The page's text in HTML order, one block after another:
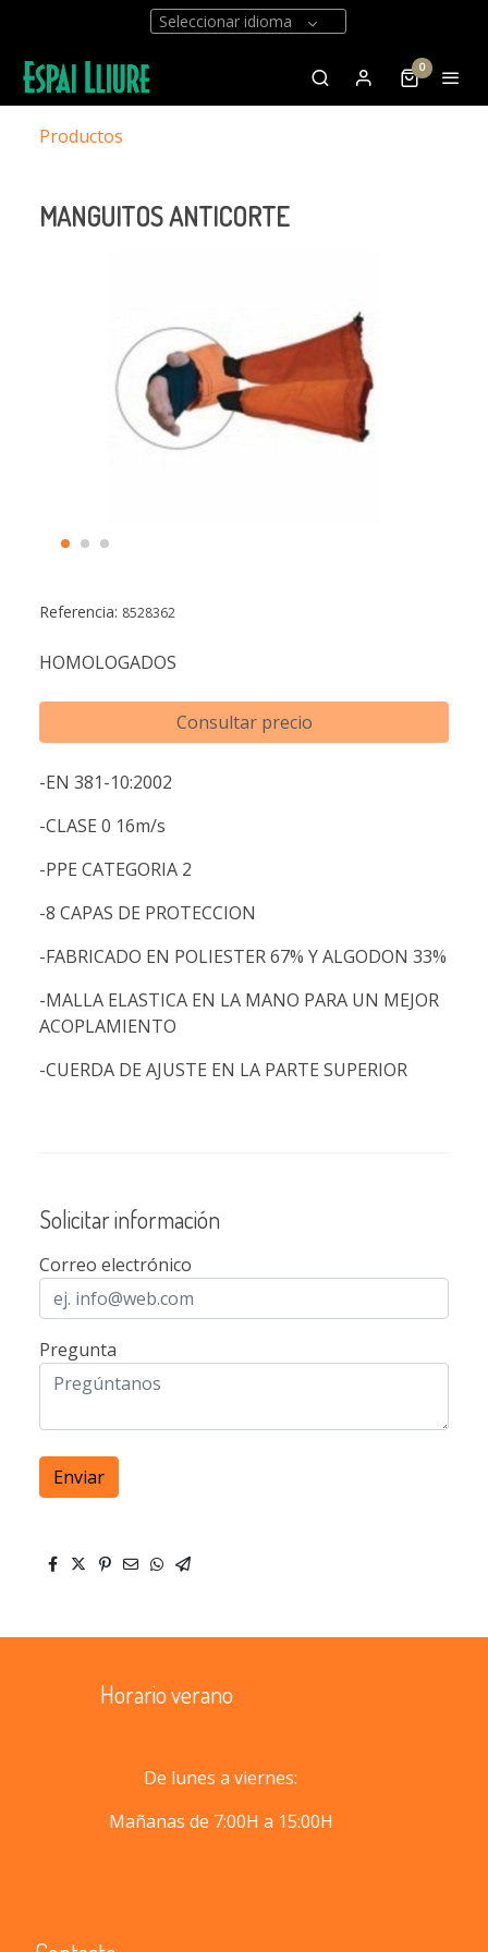
Seleccionar idioma
0
Productos
MANGUITOS ANTICORTE
Referencia: 8528362
HOMOLOGADOS
Consultar precio
-EN 381-10:2002
-CLASE 0 16m/s
-PPE CATEGORIA 2
-8 CAPAS DE PROTECCION
-FABRICADO EN POLIESTER 67% Y ALGODON 33%
-MALLA ELASTICA EN LA MANO PARA UN MEJOR
ACOPLAMIENTO
-CUERDA DE AJUSTE EN LA PARTE SUPERIOR
Solicitar información
Correo electrónico
Pregunta
Enviar
Horario verano
De lunes a viernes:
Mañanas de 7:00H a 15:00H